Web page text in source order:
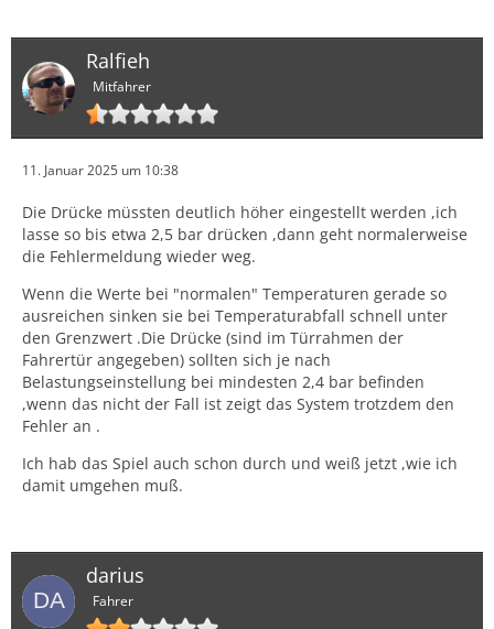
Ralfieh
Mitfahrer
11. Januar 2025 um 10:38
Die Drücke müssten deutlich höher eingestellt werden ,ich
lasse so bis etwa 2,5 bar drücken ,dann geht normalerweise
die Fehlermeldung wieder weg.
Wenn die Werte bei "normalen" Temperaturen gerade so
ausreichen sinken sie bei Temperaturabfall schnell unter
den Grenzwert .Die Drücke (sind im Türrahmen der
Fahrertür angegeben) sollten sich je nach
Belastungseinstellung bei mindesten 2,4 bar befinden
,wenn das nicht der Fall ist zeigt das System trotzdem den
Fehler an .
Ich hab das Spiel auch schon durch und weiß jetzt ,wie ich
damit umgehen muß.
darius
Fahrer